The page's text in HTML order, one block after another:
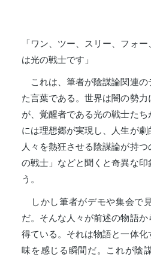
「ワン、ツー、スリー、フォ
は光の戦士です」
これは、筆者が陰謀論関連の
た言葉である。世界は闇の勢
が、覚醒者である光の戦士た
には理想郷が実現し、人生が
人々を熱狂させる陰謀論が持
の戦士」などと聞くと奇異な
う。
しかし筆者がデモや集会で
だ。そんな人々が前述の物語
得ている。それは物語と一体
味を感じる瞬間だ。これが陰